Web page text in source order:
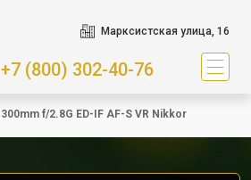
Марксистская улица, 16
+7 (800) 302-40-76
300mm f/2.8G ED-IF AF-S VR Nikkor